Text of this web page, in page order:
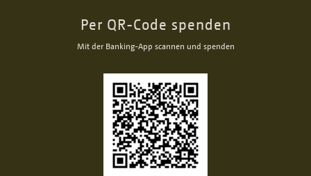
Per QR-Code spenden
Mit der Banking-App scannen und spenden